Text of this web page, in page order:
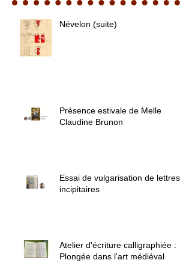
Névelon (suite)
Présence estivale de Melle
Claudine Brunon
Essai de vulgarisation de lettres
incipitaires
Atelier d'écriture calligraphiée :
Plongée dans l'art médiéval